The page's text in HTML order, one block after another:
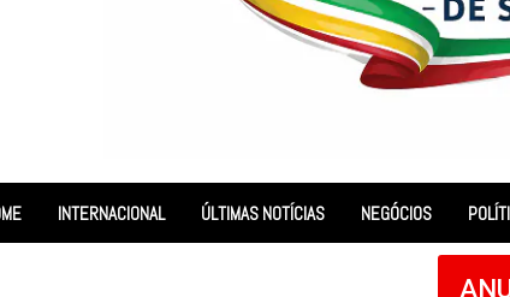
INTERNACIONAL ÚLTIMAS NOTÍCIAS NEGÓCIOS